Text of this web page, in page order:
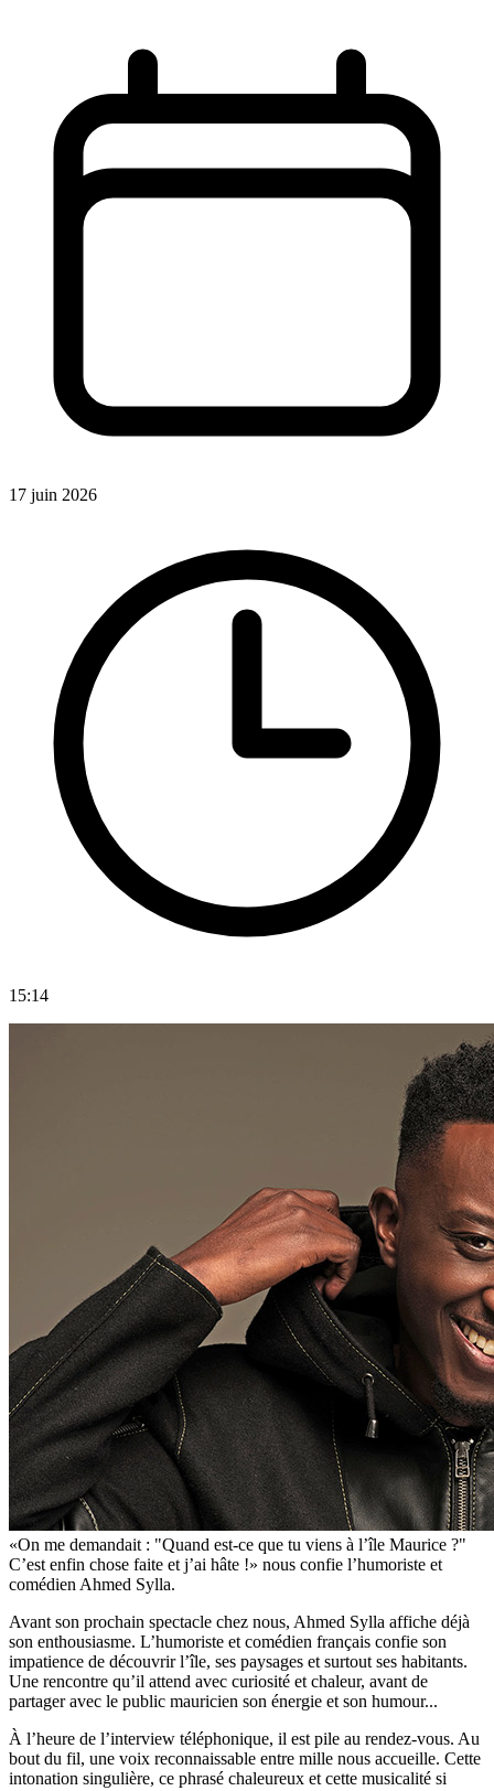
17 juin 2026
15:14
«On me demandait : "Quand est-ce que tu viens à l’île Maurice ?"
C’est enfin chose faite et j’ai hâte !» nous confie l’humoriste et
comédien Ahmed Sylla.
Avant son prochain spectacle chez nous, Ahmed Sylla affiche déjà
son enthousiasme. L’humoriste et comédien français confie son
impatience de découvrir l’île, ses paysages et surtout ses habitants.
Une rencontre qu’il attend avec curiosité et chaleur, avant de
partager avec le public mauricien son énergie et son humour...
À l’heure de l’interview téléphonique, il est pile au rendez-vous. Au
bout du fil, une voix reconnaissable entre mille nous accueille. Cette
intonation singulière, ce phrasé chaleureux et cette musicalité si